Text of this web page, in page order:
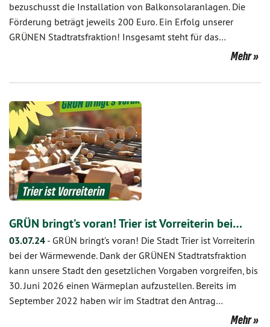
bezuschusst die Installation von Balkonsolaranlagen. Die
Förderung beträgt jeweils 200 Euro. Ein Erfolg unserer
GRÜNEN Stadtratsfraktion! Insgesamt steht für das…
Mehr
GRÜN bringt’s voran! Trier ist Vorreiterin bei…
03.07.24 - GRÜN bringt’s voran! Die Stadt Trier ist Vorreiterin
bei der Wärmewende. Dank der GRÜNEN Stadtratsfraktion
kann unsere Stadt den gesetzlichen Vorgaben vorgreifen, bis
30. Juni 2026 einen Wärmeplan aufzustellen. Bereits im
September 2022 haben wir im Stadtrat den Antrag…
Mehr